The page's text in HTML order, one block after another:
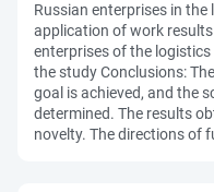
Russian enterprises in
application of work
enterprises of the
the study Conclusions:
goal is achieved, and the
determined. The results
novelty. The directions of